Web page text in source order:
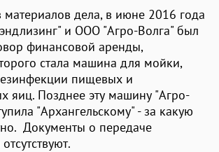
материалов дела, в июне 2016 года
и ООО "Агро-Волга" был
финансовой аренды,
стала машина для мойки,
пищевых и
яиц. Позднее эту машину "Агро-
"Архангельскому" - за какую
Документы о передаче